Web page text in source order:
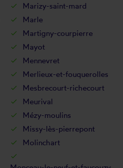
Marizy-saint-mard
Marle
Martigny-courpierre
Mayot
Mennevret
Merlieux-et-fouquerolles
Mesbrecourt-richecourt
Meurival
Mézy-moulins
Missy-lès-pierrepont
Molinchart